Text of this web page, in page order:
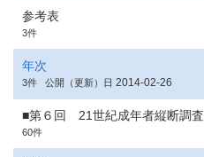
参考表
3件
年次
3件 公開（更新）日 2014-02-26
■第６回 21世紀成年者縦断調査
60件